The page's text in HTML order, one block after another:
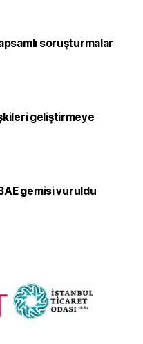
soruşturmalar
geliştirmeye
gemisi vuruldu